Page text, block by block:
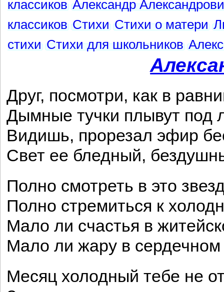
классиков Александр
классиков Стихи Стихи о матери
стихи Стихи для школьников
Друг, посмотри, как в
Дымные тучки плывут под
Видишь, прорезал эфир
Свет ее бледный,
Полно смотреть в это
Полно стремиться к
Мало ли счастья в
Мало ли жару в сердечном
Месяц холодный тебе не